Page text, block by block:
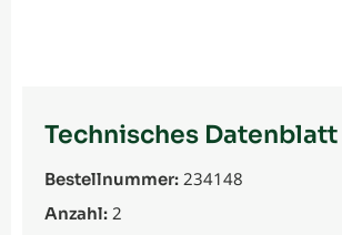
Technisches Datenblatt
Bestellnummer: 234148
Anzahl: 2